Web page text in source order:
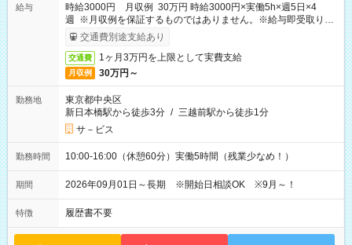
給与
時給3000円 月収例 30万円 時給3000円×実働5h×週5日×4
週 ※月収例を保証するものではありません。※給与即受取りサ
ービス利用可（利用条件有）
交通費別途支給あり
交通費 1ヶ月3万円を上限として実費支給
月収例 30万円～
勤務地
東京都中央区
新日本橋駅から徒歩3分 / 三越前駅から徒歩1分
サ－ビス
勤務時間 10:00-16:00（休憩60分）実働5時間（残業少なめ！）
期間 2026年09月01日～長期 ※開始日相談OK ※9月～！
特徴 履歴書不要